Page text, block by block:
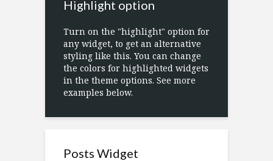
Highlight option
Turn on the "highlight" option for
any widget, to get an alternative
styling like this. You can change
the colors for highlighted widgets
in the theme options. See more
examples below.
Posts Widget